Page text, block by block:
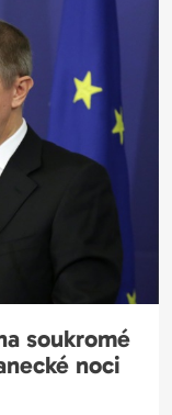
soukromé
noci